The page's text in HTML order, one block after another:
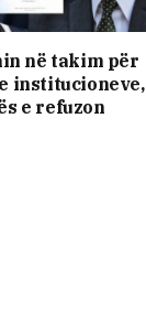
në takim për
institucioneve,
e refuzon